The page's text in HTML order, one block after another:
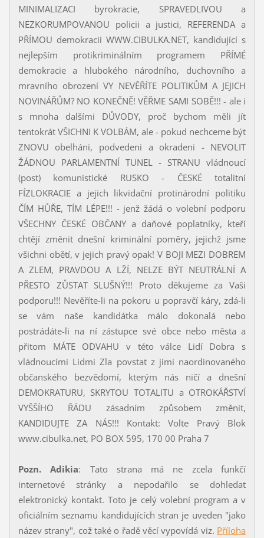
MINIMALIZACI byrokracie, SPRAVEDLIVOU a
NEZKORUMPOVANOU policii a justici, REFERENDA a
PŘÍMOU demokracii WWW.CIBULKA.NET, kandidující s
nejlepším protikriminálním programem PŘÍMÉ
demokracie a hlubokého národního, duchovního a
mravního obrození VY NEVĚŘÍTE POLITIKŮM A JEJICH
NOVINÁŘŮM? NO KONEČNĚ! VĚŘME SAMI SOBĚ!!! - ale i
s mnoha dalšími DŮVODY, proč bychom měli jít
tentokrát VŠICHNI K VOLBÁM, ale - pokud nechceme být
ZNOVU obelháni, podvedeni a okradeni - NEVOLIT
ŽÁDNOU PARLAMENTNÍ TUNEL - STRANU vládnoucí
(post) komunistické RUSKO - ČESKÉ totalitní
FÍZLOKRACIE a jejich likvidační protinárodní politiku
ČÍM HŮŘE, TÍM LÉPE!!! - jenž žádá o volební podporu
VŠECHNY ČESKÉ OBČANY a daňové poplatníky, kteří
chtějí změnit dnešní kriminální poměry, jejichž jsme
všichni obětí, v jejich pravý opak! V BOJI MEZI DOBREM
A ZLEM, PRAVDOU A LŽÍ, NELZE BÝT NEUTRÁLNÍ A
PŘESTO ZŮSTAT SLUŠNÝ!!! Proto děkujeme za Vaši
podporu!!! Nevěříte-li na pokoru u popravčí káry, zdá-li
se vám naše kandidátka málo dokonalá nebo
postrádáte-li na ní zástupce své obce nebo města a
přitom MÁTE ODVAHU v této válce Lidí Dobra s
vládnoucími Lidmi Zla povstat z jimi naordinovaného
občanského bezvědomí, kterým nás ničí a dnešní
DEMOKRATURU, SKRYTOU TOTALITU a OTROKÁŘSTVÍ
VYŠŠÍHO ŘÁDU zásadním způsobem změnit,
KANDIDUJTE ZA NÁS!!! Kontakt: Volte Pravý Blok
www.cibulka.net, PO BOX 595, 170 00 Praha 7
Pozn. Adikia: Tato strana má ne zcela funkčí
internetové stránky a nepodařilo se dohledat
elektronický kontakt. Toto je celý volební program a v
oficiálním seznamu kandidujících stran je uveden "jako
název strany", což také o řadě věcí vypovídá viz. Příloha